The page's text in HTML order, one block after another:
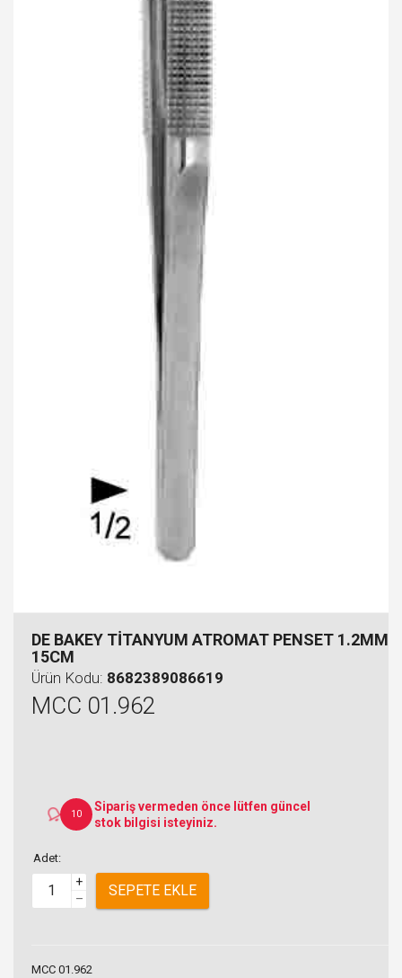
DE BAKEY TİTANYUM ATROMAT PENSET 1.2MM
15CM
Ürün Kodu: 8682389086619
MCC 01.962
10
Sipariş vermeden önce lütfen güncel
stok bilgisi isteyiniz.
Adet:
+
–
SEPETE EKLE
MCC 01.962